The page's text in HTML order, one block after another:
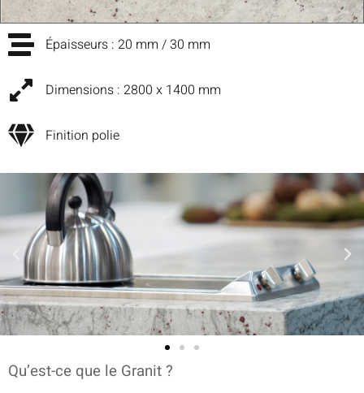
Épaisseurs : 20 mm / 30 mm
Dimensions : 2800 x 1400 mm
Finition polie
Qu’est-ce que le Granit ?